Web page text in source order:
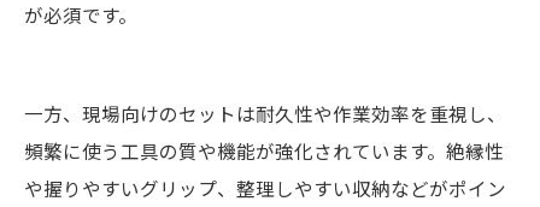
が必須です。
一方、現場向けのセットは耐久性や作業効率を重視し、
頻繁に使う工具の質や機能が強化されています。絶縁性
や握りやすいグリップ、整理しやすい収納などがポイン